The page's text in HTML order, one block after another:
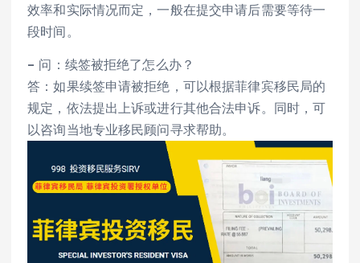
效率和实际情况而定，一般在提交申请后需要等待一
段时间。
– 问：续签被拒绝了怎么办？
答：如果续签申请被拒绝，可以根据菲律宾移民局的
规定，依法提出上诉或进行其他合法申诉。同时，可
以咨询当地专业移民顾问寻求帮助。